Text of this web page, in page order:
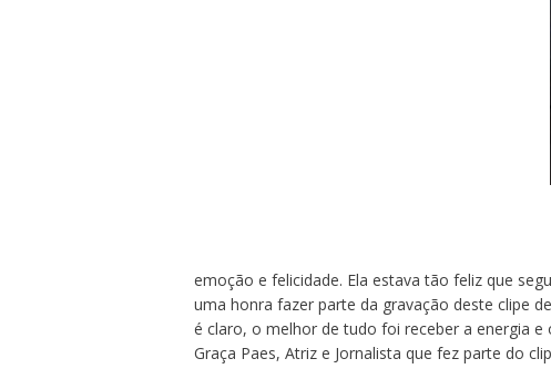
emoção e felicidade. Ela estava tão feliz que
uma honra fazer parte da gravação deste clipe
é claro, o melhor de tudo foi receber a energia
Graça Paes, Atriz e Jornalista que fez parte do